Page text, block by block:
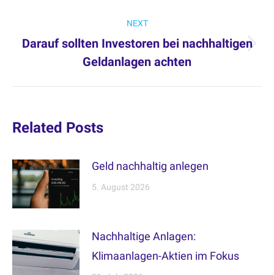
NEXT
Next
post:
Darauf sollten Investoren bei nachhaltigen
Geldanlagen achten
Related Posts
Geld nachhaltig anlegen
5. August 2026
Nachhaltige Anlagen:
Klimaanlagen-Aktien im Fokus